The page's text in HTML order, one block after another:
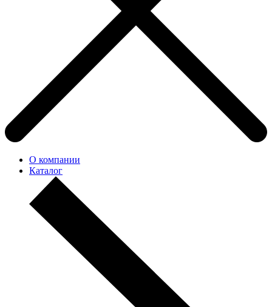
О компании
Каталог